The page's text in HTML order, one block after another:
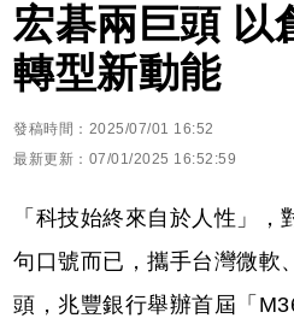
宏碁兩巨頭 以
轉型新動能
發稿時間：2025/07/01 16:52
最新更新：07/01/2025 16:52:59
「科技始終來自於人性」
句口號而已，攜手台灣微軟
頭，兆豐銀行舉辦首屆「